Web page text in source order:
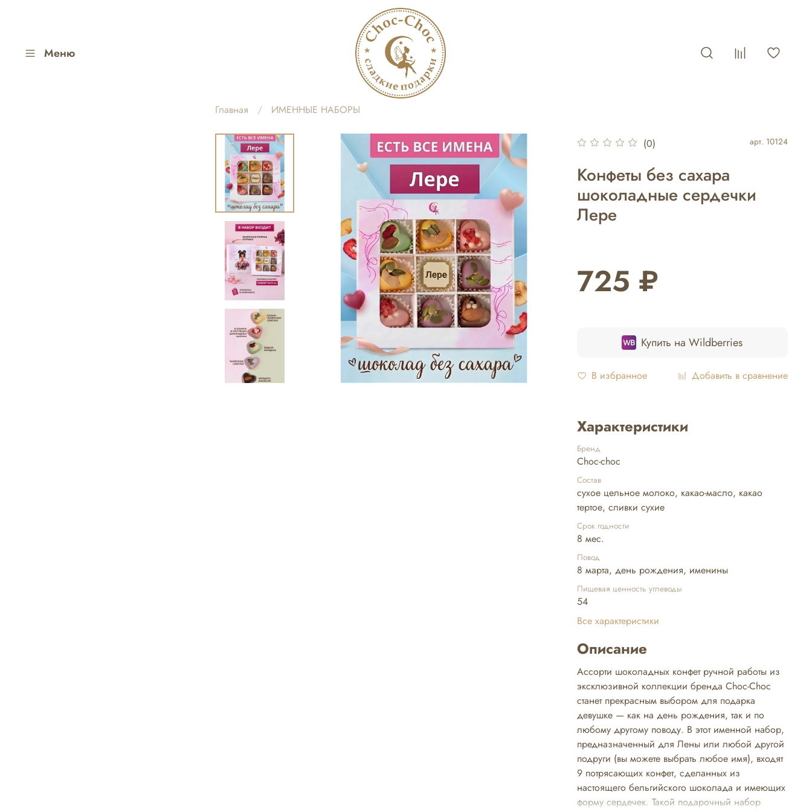
Меню
Главная ИМЕННЫЕ НАБОРЫ
(0) арт. 10124
Конфеты без сахара
шоколадные сердечки
Лере
725 ₽
Купить на Wildberries
В избранное Добавить в сравнение
Характеристики
Бренд
Choc-choc
Состав
сухое цельное молоко, какао-масло, какао
тертое, сливки сухие
Срок годности
8 мес.
Повод
8 марта, день рождения, именины
Пищевая ценность углеводы
54
Все характеристики
Описание
Ассорти шоколадных конфет ручной работы из
эксклюзивной коллекции бренда Choc-Choc
станет прекрасным выбором для подарка
девушке — как на день рождения, так и по
любому другому поводу. В этот именной набор,
предназначенный для Лены или любой другой
подруги (вы можете выбрать любое имя), входят
9 потрясающих конфет, сделанных из
настоящего бельгийского шоколада и имеющих
форму сердечек. Такой подарочный набор